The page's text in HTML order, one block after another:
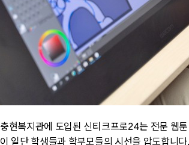
충현복지관에 도입된 신티크프로24는 전문 웹
이 일단 학생들과 학부모들의 시선을 압도합니다